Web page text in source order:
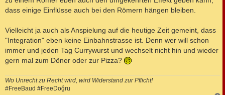
dass einige Einflüsse auch bei den Römern hängen bleiben.
Vielleicht ja auch als Anspielung auf die heutige Zeit gemeint, dass
"Integration" eben keine Einbahnstrasse ist. Denn wer will schon
immer und jeden Tag Currywurst und wechselt nicht hin und wieder
gern mal zum Döner oder zur Pizza?
Wo Unrecht zu Recht wird, wird Widerstand zur Pflicht!
#FreeBaud #FreeDoğru